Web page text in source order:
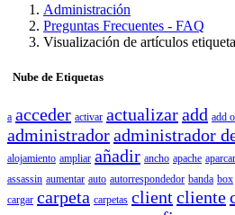
Administración
Preguntas Frecuentes - FAQ
Visualización de artículos
Nube de Etiquetas
a acceder activar actualizaradd add
administradoradministrador
alojamiento ampliar añadir ancho apache aparcar
assassin aumentar auto autorrespondedor banda box
cargar carpeta carpetas clientcliente